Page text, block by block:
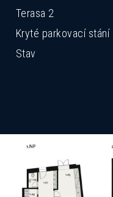
Terasa 2
Kryté parkovací stání
Stav